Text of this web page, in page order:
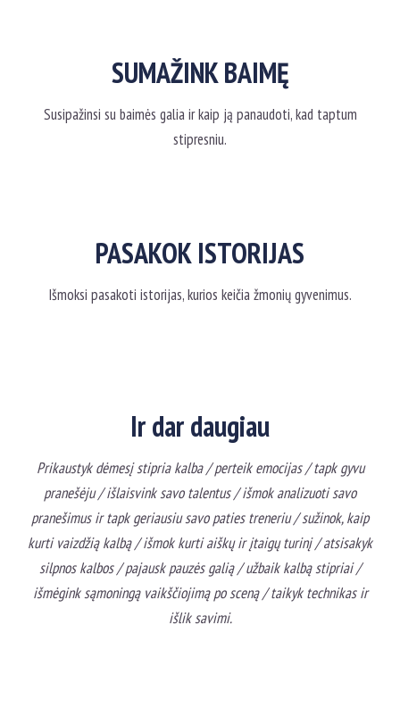
SUMAŽINK BAIMĘ
Susipažinsi su baimės galia ir kaip ją panaudoti, kad taptum
stipresniu.
PASAKOK ISTORIJAS
Išmoksi pasakoti istorijas, kurios keičia žmonių gyvenimus.
Ir dar daugiau
Prikaustyk dėmesį stipria kalba / perteik emocijas / tapk gyvu
pranešėju / išlaisvink savo talentus / išmok analizuoti savo
pranešimus ir tapk geriausiu savo paties treneriu / sužinok, kaip
kurti vaizdžią kalbą / išmok kurti aiškų ir įtaigų turinį / atsisakyk
silpnos kalbos / pajausk pauzės galią / užbaik kalbą stipriai /
išmėgink sąmoningą vaikščiojimą po sceną / taikyk technikas ir
išlik savimi.